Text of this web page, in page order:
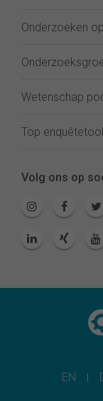
Onderzoeken
Wetenschap
Top
Volg ons op
EN